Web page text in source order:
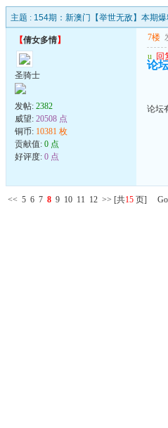
主题 : 154期：新澳门【举世无敌】本期
【倩女多情】
圣骑士
发帖: 2382
威望: 20508 点
铜币: 10381 枚
贡献值: 0 点
好评度: 0 点
7楼
u 回
论
论坛
<< 5 6 7 8 9 10 11 12 >> [共15 页] Go